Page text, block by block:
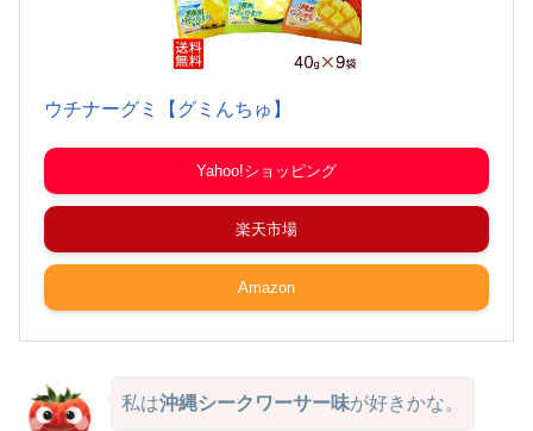
ウチナーグミ【グミんちゅ】
Yahoo!ショッピング
楽天市場
Amazon
私は沖縄シークワーサー味が好きかな。